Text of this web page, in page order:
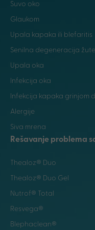
Suvo oko
Glaukom
Upala kapaka ili blefaritis
Senilna degeneracija
Upala oka
Infekcija oka
Infekcija kapaka grinjom
Alergije
Siva mrena
Rešavanje problema
Thealoz® Duo
Thealoz® Duo Gel
Nutrof® Total
Resvega®
Blephaclean®